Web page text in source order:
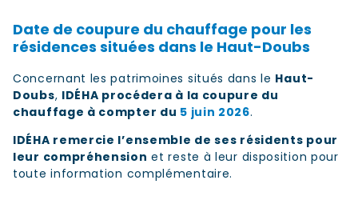
Date de coupure du chauffage pour les
résidences situées dans le Haut-Doubs
Concernant les patrimoines situés dans le Haut-
Doubs, IDÉHA procédera à la coupure du
chauffage à compter du 5 juin 2026.
IDÉHA remercie l’ensemble de ses résidents pour
leur compréhension et reste à leur disposition pour
toute information complémentaire.